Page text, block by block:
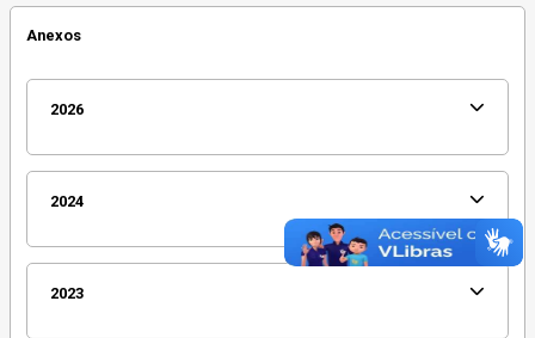
Anexos
2026
2024
2023